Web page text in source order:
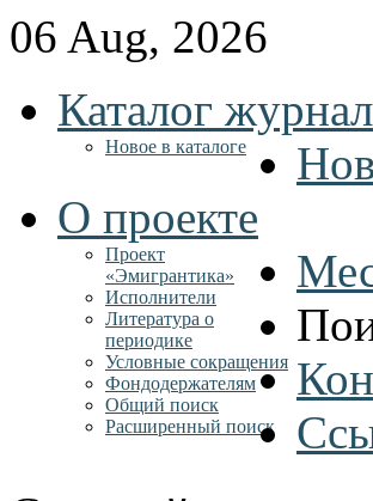
06 Aug, 2026
Каталог
Новое в каталоге
О проекте
Проект
«Эмигрантика»
Исполнители
Литература о
периодике
Условные сокращения
Фондодержателям
Общий поиск
Расширенный поиск